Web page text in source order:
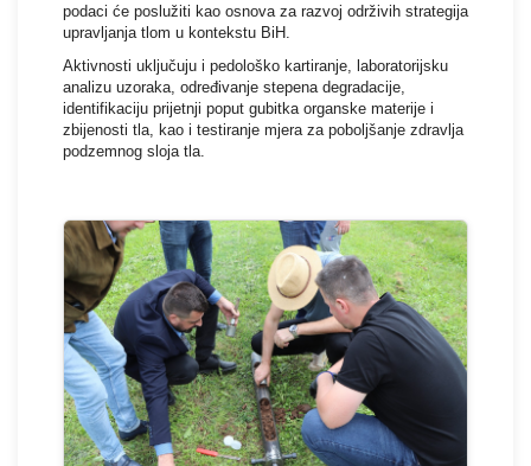
podaci će poslužiti kao osnova za razvoj održivih strategija
upravljanja tlom u kontekstu BiH.
Aktivnosti uključuju i pedološko kartiranje, laboratorijsku
analizu uzoraka, određivanje stepena degradacije,
identifikaciju prijetnji poput gubitka organske materije i
zbijenosti tla, kao i testiranje mjera za poboljšanje zdravlja
podzemnog sloja tla.